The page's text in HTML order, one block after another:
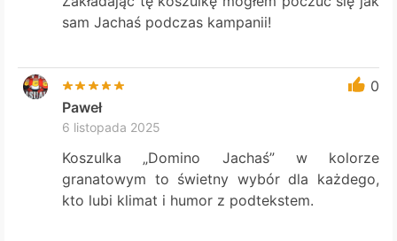
sam Jachaś podczas kampanii!
0
Paweł
6 listopada 2025
Koszulka „Domino Jachaś” w kolorze
granatowym to świetny wybór dla każdego,
kto lubi klimat i humor z podtekstem.